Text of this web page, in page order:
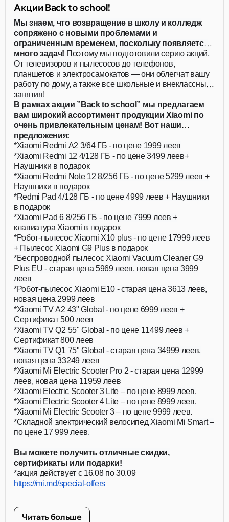
Акции Back to school!
Мы знаем, что возвращение в школу и колледж
сопряжено с новыми проблемами и
ограниченным временем, поскольку появляется
много задач! Поэтому мы подготовили серию акций,
действующих для всей семьи!
От телевизоров и пылесосов до телефонов,
планшетов и электросамокатов — они облегчат вашу
работу по дому, а также все школьные и внеклассные
занятия!
В рамках акции ”Back to school” мы предлагаем
вам широкий ассортимент продукции Xiaomi по
очень привлекательным ценам! Вот наши
предложения:
*Xiaomi Redmi A2 3/64 ГБ - по цене 1999 леев
*Xiaomi Redmi 12 4/128 ГБ - по цене 3499 леев+
Наушники в подарок
*Xiaomi Redmi Note 12 8/256 ГБ - по цене 5299 леев +
Наушники в подарок
*Redmi Pad 4/128 ГБ - по цене 4999 леев + Наушники
в подарок
*Xiaomi Pad 6 8/256 ГБ - по цене 7999 леев +
клавиатура Xiaomi в подарок
*Робот-пылесос Xiaomi X10 plus - по цене 17999 леев
+ Пылесос Xiaomi G9 Plus в подарок
*Беспроводной пылесос Xiaomi Vacuum Cleaner G9
Plus EU - старая цена 5969 леев, новая цена 3999
леев
*Робот-пылесос Xiaomi E10 - старая цена 3613 леев,
новая цена 2999 леев
*Xiaomi TV A2 43" Global - по цене 6999 леев +
Сертификат 500 леев
*Xiaomi TV Q2 55" Global - по цене 11499 леев +
Сертификат 800 леев
*Xiaomi TV Q1 75" Global - старая цена 34999 леев,
новая цена 33249 леев
*Xiaomi Mi Electric Scooter Pro 2 - старая цена 12999
леев, новая цена 11959 леев
*Xiaomi Electric Scooter 3 Lite – по цене 8999 леев.
*Xiaomi Electric Scooter 4 Lite – по цене 8999 леев.
*Xiaomi Mi Electric Scooter 3 – по цене 9999 леев.
*Складной электрический велосипед Xiaomi Mi Smart –
по цене 17 999 леев.
Вы можете получить отличные скидки,
сертификаты или подарки!
*акция действует с 16.08 по 30.09
https://mi.md/special-offers
Читать больше